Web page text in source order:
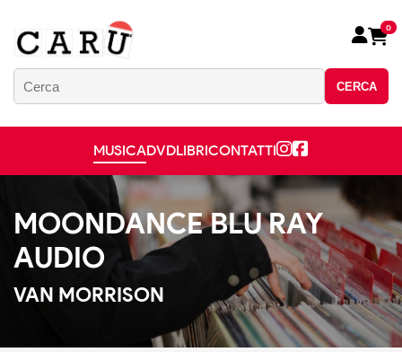
CERCA
0
MUSICADVDLIBRICONTATTI
MOONDANCE BLU RAY
AUDIO
VAN MORRISON